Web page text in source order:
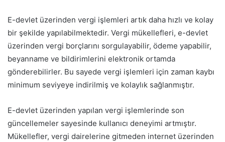
E-devlet üzerinden vergi işlemleri artık daha hızlı ve kolay
bir şekilde yapılabilmektedir. Vergi mükellefleri, e-devlet
üzerinden vergi borçlarını sorgulayabilir, ödeme yapabilir,
beyanname ve bildirimlerini elektronik ortamda
gönderebilirler. Bu sayede vergi işlemleri için zaman kaybı
minimum seviyeye indirilmiş ve kolaylık sağlanmıştır.
E-devlet üzerinden yapılan vergi işlemlerinde son
güncellemeler sayesinde kullanıcı deneyimi artmıştır.
Mükellefler, vergi dairelerine gitmeden internet üzerinden